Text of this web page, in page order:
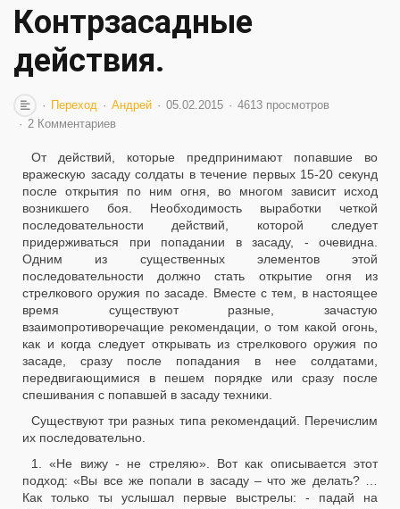
Контрзасадные
действия.
Переход Андрей 05.02.2015
4613 просмотров
2 Комментариев
От действий, которые предпринимают попавшие во
вражескую засаду солдаты в течение первых 15-20 секунд
после открытия по ним огня, во многом зависит исход
возникшего боя. Необходимость выработки четкой
последовательности действий, которой следует
придерживаться при попадании в засаду, - очевидна.
Одним из существенных элементов этой
последовательности должно стать открытие огня из
стрелкового оружия по засаде. Вместе с тем, в настоящее
время существуют разные, зачастую
взаимопротиворечащие рекомендации, о том какой огонь,
как и когда следует открывать из стрелкового оружия по
засаде, сразу после попадания в нее солдатами,
передвигающимися в пешем порядке или сразу после
спешивания с попавшей в засаду техники.
Существуют три разных типа рекомендаций. Перечислим
их последовательно.
1. «Не вижу - не стреляю». Вот как описывается этот
подход: «Вы все же попали в засаду – что же делать? …
Как только ты услышал первые выстрелы: - падай на